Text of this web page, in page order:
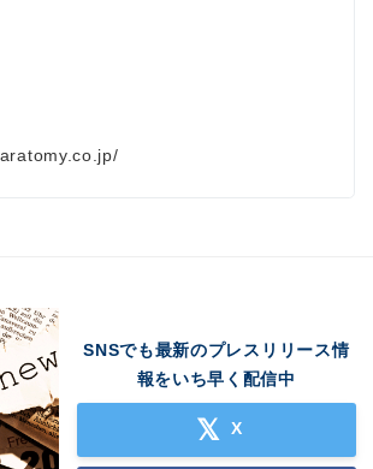
SNSでも最新のプレスリリース情
報をいち早く配信中
X